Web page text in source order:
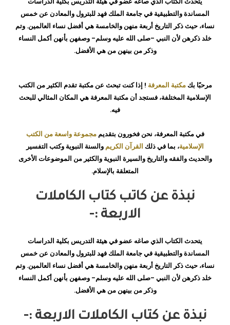
النساء
اكرم
المساندة والتطبيقية في جامعة الملك فهد للبترول والمعادن عن خمس
نساء، حيث ذكر التاريخ أربعة منهن والخامسة هي أفضل نساء العالمين. وتم
خلد ذكرهن لأن النبي -صلى الله عليه وسلم- وصفهن بأنهن أكمل النساء
وذكر من بينهن من هي الأفضل.
مرحبًا بكمكتبة المعرفة ! إذا كنت تبحث عن مكتبة تقدم الكثير من الكتب
الإسلامية المختلفة، فستجد أن مكتبة المعرفة هي المكان المثالي للبحث
فيه.
في مكتبة المعرفة، نحن فخورون بتقديممجموعة واسعة من الكتب
الإسلامية، بما في ذلك القرآن الكريم والسنة النبوية وكتب التفسير
والحديث والفقه والتاريخ والسيرة النبوية والكثير من الموضوعات الأخرى
المتعلقة بالإسلام.
نبذة عن كاتب كتاب الكاملات
الاربعة :-
يتحدث الكتاب الذي صاغه عضو في هيئة التدريس بكلية الدراسات
المساندة والتطبيقية في جامعة الملك فهد للبترول والمعادن عن خمس
نساء، حيث ذكر التاريخ أربعة منهن والخامسة هي أفضل نساء العالمين. وتم
خلد ذكرهن لأن النبي -صلى الله عليه وسلم- وصفهن بأنهن أكمل النساء
وذكر من بينهن من هي الأفضل.
نبذة عن كتاب الكاملات الاربعة :-